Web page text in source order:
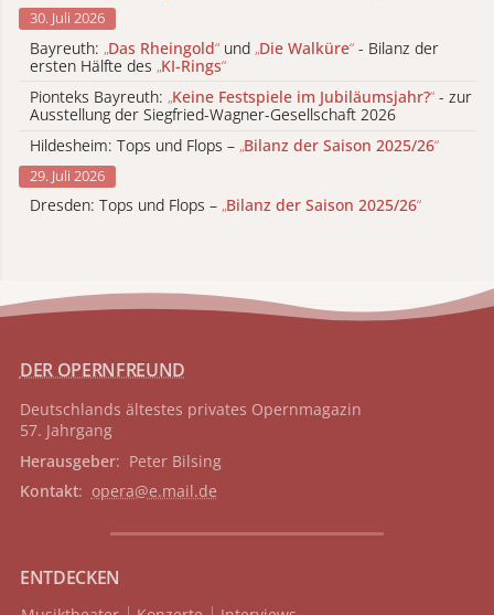
30. Juli 2026
Bayreuth: „Das Rheingold“ und „Die Walküre“ - Bilanz der
ersten Hälfte des „KI-Rings“
Pionteks Bayreuth: „Keine Festspiele im Jubiläumsjahr?“ - zur
Ausstellung der Siegfried-Wagner-Gesellschaft 2026
Hildesheim: Tops und Flops – „Bilanz der Saison 2025/26“
29. Juli 2026
Dresden: Tops und Flops – „Bilanz der Saison 2025/26“
DER OPERNFREUND
Deutschlands ältestes privates Opernmagazin
57. Jahrgang
Herausgeber: Peter Bilsing
Kontakt: opera@e.mail.de
ENTDECKEN